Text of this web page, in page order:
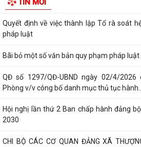
hộ kinh doanh tiêu biểu trên...
Quyết định về việc thành lập Tổ rà soát
pháp luật
Bãi bỏ một số văn bản quy phạm pháp
QĐ số 1297/QĐ-UBND ngày 02/4/2026
Phòng v/v công bố danh mục thủ tục hành...
Hội nghị lần thứ 2 Ban chấp hành đảng
2030
CHI BỘ CÁC CƠ QUAN ĐẢNG XÃ